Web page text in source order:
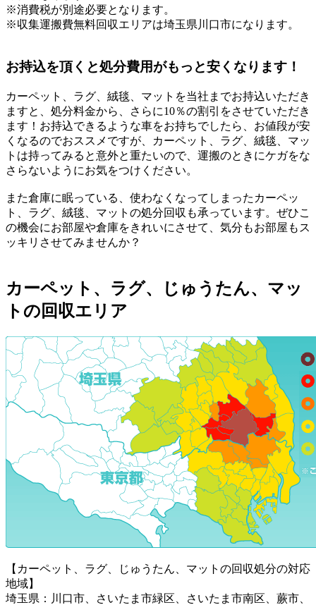
※消費税が別途必要となります。
※収集運搬費無料回収エリアは埼玉県川口市になります。
お持込を頂くと処分費用がもっと安くなります！
カーペット、ラグ、絨毯、マットを当社までお持込いただき
ますと、処分料金から、さらに10％の割引をさせていただき
ます！お持込できるような車をお持ちでしたら、お値段が安
くなるのでおススメですが、カーペット、ラグ、絨毯、マッ
トは持ってみると意外と重たいので、運搬のときにケガをな
さらないようにお気をつけください。
また倉庫に眠っている、使わなくなってしまったカーペッ
ト、ラグ、絨毯、マットの処分回収も承っています。ぜひこ
の機会にお部屋や倉庫をきれいにさせて、気分もお部屋もス
ッキリさせてみませんか？
カーペット、ラグ、じゅうたん、マッ
トの回収エリア
【カーペット、ラグ、じゅうたん、マットの回収処分の対応
地域】
埼玉県：川口市、さいたま市緑区、さいたま市南区、蕨市、